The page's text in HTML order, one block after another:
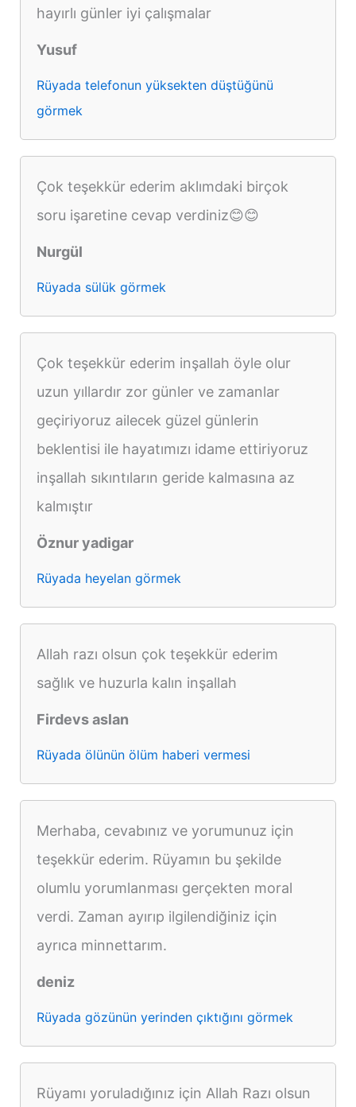
hayırlı günler iyi çalışmalar
Yusuf
Rüyada telefonun yüksekten düştüğünü
görmek
Çok teşekkür ederim aklımdaki birçok
soru işaretine cevap verdiniz😊😊
Nurgül
Rüyada sülük görmek
Çok teşekkür ederim inşallah öyle olur
uzun yıllardır zor günler ve zamanlar
geçiriyoruz ailecek güzel günlerin
beklentisi ile hayatımızı idame ettiriyoruz
inşallah sıkıntıların geride kalmasına az
kalmıştır
Öznur yadigar
Rüyada heyelan görmek
Allah razı olsun çok teşekkür ederim
sağlık ve huzurla kalın inşallah
Firdevs aslan
Rüyada ölünün ölüm haberi vermesi
Merhaba, cevabınız ve yorumunuz için
teşekkür ederim. Rüyamın bu şekilde
olumlu yorumlanması gerçekten moral
verdi. Zaman ayırıp ilgilendiğiniz için
ayrıca minnettarım.
deniz
Rüyada gözünün yerinden çıktığını görmek
Rüyamı yoruladığınız için Allah Razı olsun